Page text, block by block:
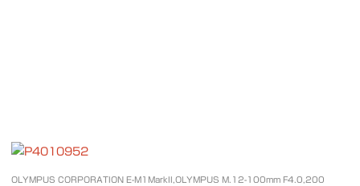
OLYMPUS CORPORATION E-M1MarkII,OLYMPUS M.12-100mm F4.0,200